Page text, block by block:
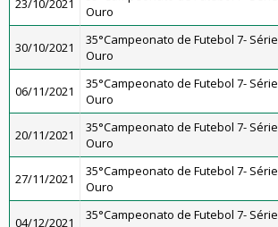
23/10/2021
Ouro
30/10/2021
35°Campeonato de Futebol 7- Série
Ouro
06/11/2021
35°Campeonato de Futebol 7- Série
Ouro
20/11/2021
35°Campeonato de Futebol 7- Série
Ouro
27/11/2021
35°Campeonato de Futebol 7- Série
Ouro
04/12/2021
35°Campeonato de Futebol 7- Série